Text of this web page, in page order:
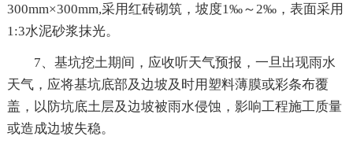
300mm×300mm,采用红砖砌筑，坡度1‰～2‰，表面采用
1:3水泥砂浆抹光。
7、基坑挖土期间，应收听天气预报，一旦出现雨水
天气，应将基坑底部及边坡及时用塑料薄膜或彩条布覆
盖，以防坑底土层及边坡被雨水侵蚀，影响工程施工质量
或造成边坡失稳。